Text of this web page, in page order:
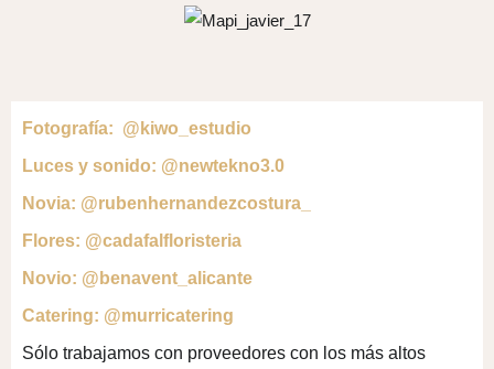
Fotografía: @kiwo_estudio
Luces y sonido: @newtekno3.0
Novia: @rubenhernandezcostura_
Flores: @cadafalfloristeria
Novio: @benavent_alicante
Catering: @murricatering
Sólo trabajamos con proveedores con los más altos